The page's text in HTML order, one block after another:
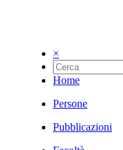
×
Home
Persone
Pubblicazioni